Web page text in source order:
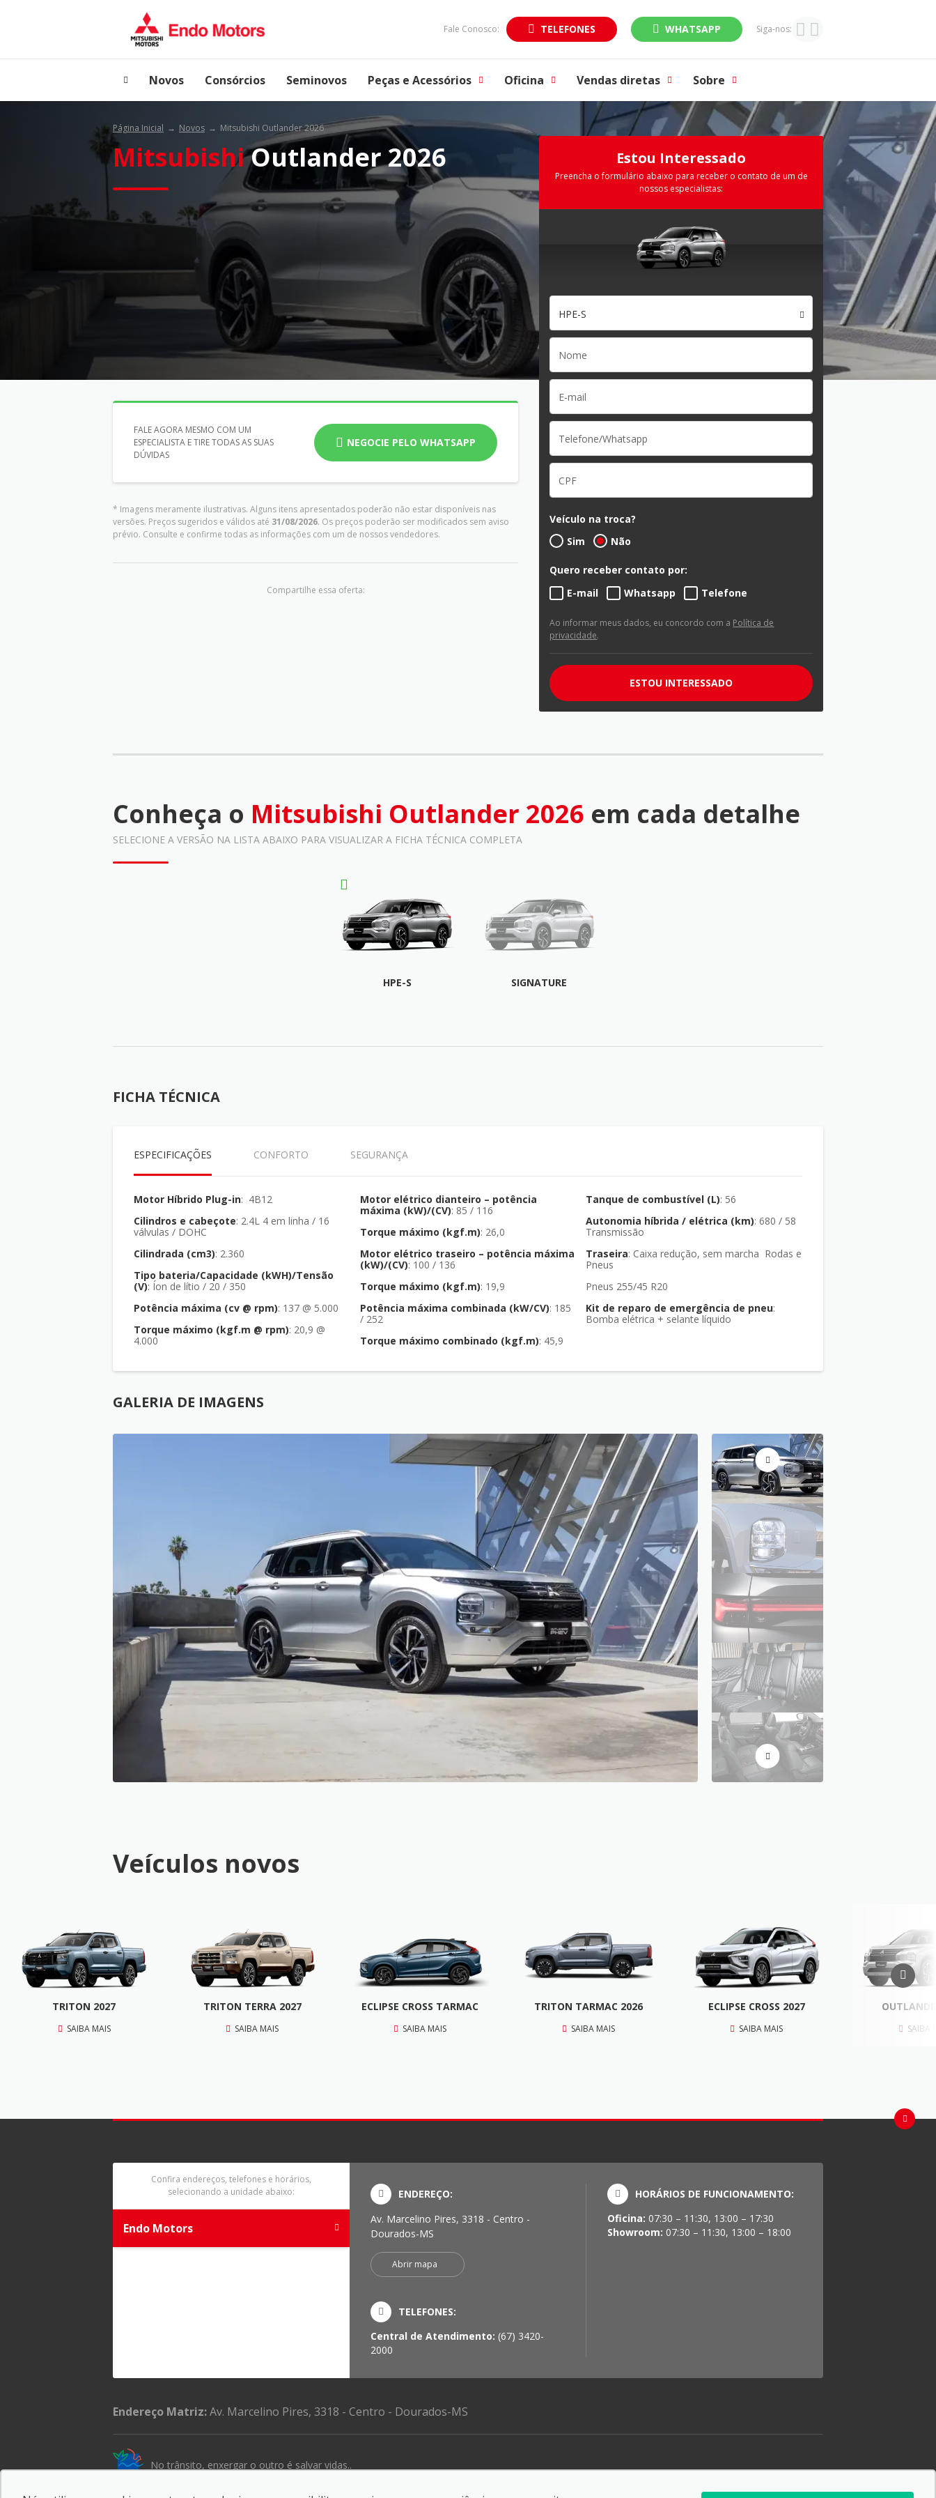
Fale Conosco: TELEFONES WHATSAPP Siga-nos:
Novos Consórcios Seminovos Peças e Acessórios Oficina Vendas diretas Sobre
Página Inicial Novos Mitsubishi Outlander 2026
MitsubishiOutlander 2026
FALE AGORA MESMO COM UM
ESPECIALISTA E TIRE TODAS AS SUAS
DÚVIDAS
NEGOCIE PELO WHATSAPP
* Imagens meramente ilustrativas. Alguns itens apresentados poderão não estar disponíveis nas
versões. Preços sugeridos e válidos até 31/08/2026. Os preços poderão ser modificados sem aviso
prévio. Consulte e confirme todas as informações com um de nossos vendedores.
Compartilhe essa oferta:
Estou Interessado
Preencha o formulário abaixo para receber o contato de um de
nossos especialistas:
HPE-S
Veículo na troca?
Sim
Não
Quero receber contato por:
E-mail
Whatsapp Telefone
Ao informar meus dados, eu concordo com a Política de
privacidade.
ESTOU INTERESSADO
Conheça o Mitsubishi Outlander 2026 em cada detalhe
SELECIONE A VERSÃO NA LISTA ABAIXO PARA VISUALIZAR A FICHA TÉCNICA COMPLETA
HPE-S SIGNATURE
FICHA TÉCNICA
ESPECIFICAÇÕES CONFORTO SEGURANÇA
Motor Híbrido Plug-in: 4B12
Cilindros e cabeçote: 2.4L 4 em linha / 16
válvulas / DOHC
Cilindrada (cm3) : 2.360
Tipo bateria/Capacidade (kWH)/Tensão
(V) : Íon de lítio / 20 / 350
Potência máxima (cv @ rpm) : 137 @ 5.000
Torque máximo (kgf.m @ rpm): 20,9 @
4.000
Motor elétrico dianteiro – potência
máxima (kW)/(CV) : 85 / 116
Torque máximo (kgf.m) : 26,0
Motor elétrico traseiro – potência máxima
(kW)/(CV) : 100 / 136
Torque máximo (kgf.m) : 19,9
Potência máxima combinada (kW/CV): 185
/ 252
Torque máximo combinado (kgf.m) : 45,9
Tanque de combustível (L) : 56
Autonomia híbrida / elétrica (km): 680 / 58
Transmissão
Traseira: Caixa redução, sem marcha Rodas e
Pneus
Pneus 255/45 R20
Kit de reparo de emergência de pneu:
Bomba elétrica + selante líquido
GALERIA DE IMAGENS
Veículos novos
TRITON 2027
SAIBA MAIS
TRITON TERRA 2027
SAIBA MAIS
ECLIPSE CROSS TARMAC
SAIBA MAIS
TRITON TARMAC 2026
SAIBA MAIS
ECLIPSE CROSS 2027
SAIBA MAIS SAIBA
Confira endereços, telefones e horários,
selecionando a unidade abaixo:
Endo Motors
ENDEREÇO:
Av. Marcelino Pires, 3318 - Centro -
Dourados-MS
Abrir mapa
TELEFONES:
Central de Atendimento: (67) 3420-
2000
HORÁRIOS DE FUNCIONAMENTO:
Oficina: 07:30 – 11:30, 13:00 – 17:30
Showroom: 07:30 – 11:30, 13:00 – 18:00
Endereço Matriz:Av. Marcelino Pires, 3318 - Centro - Dourados-MS
No trânsito, enxergar o outro é salvar vidas..